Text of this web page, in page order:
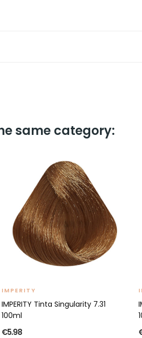
same category:
IMPERITY
IMPERITY Tinta Singularity 7.31
100ml
€5.98